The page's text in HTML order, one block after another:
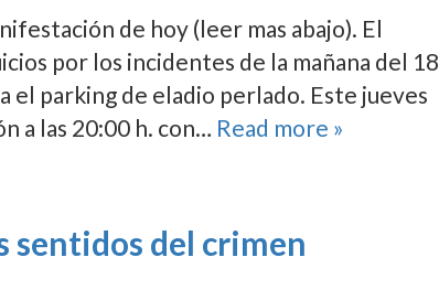
de hoy (leer mas abajo). El
por los incidentes de la mañana del 18
el parking de eladio perlado. Este jueves
a las 20:00 h. con… Read more »
sentidos del crimen